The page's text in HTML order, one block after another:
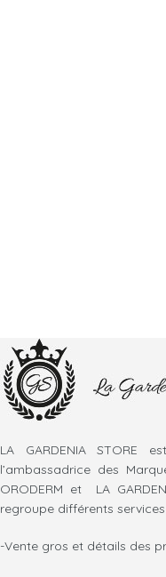
LA GARDENIA STORE
l’ambassadrice des
ORODERM et LA
regroupe différents services
-Vente gros et détails des